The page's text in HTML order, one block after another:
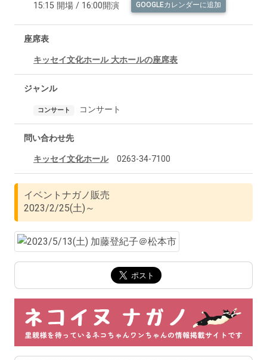
15:15 開場 / 16:00開演 GOOGLEカレンダーに追加
座席表
キッセイ文化ホール 大ホールの座席表
ジャンル
コンサート コンサート
問い合わせ先
キッセイ文化ホール0263-34-7100
イベントナガノ販売
2023/2/25(土)～